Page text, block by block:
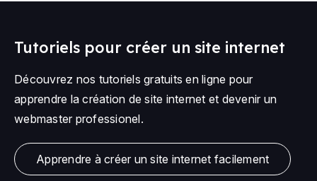
Tutoriels pour créer un site internet
Découvrez nos tutoriels gratuits en ligne pour
apprendre la création de site internet et devenir un
webmaster professionel.
Apprendre à créer un site internet facilement